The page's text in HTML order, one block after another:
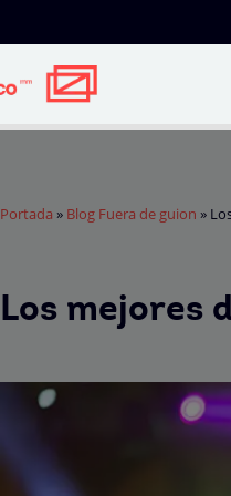
Portada » Blog Fuera de guion »
Los mejores